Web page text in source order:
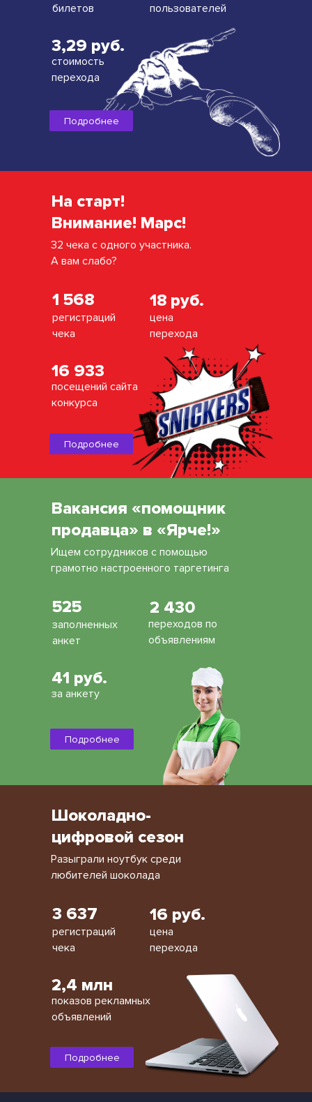
билетов
3,29 руб.
пользователей
стоимость
перехода
Подробнее
На старт!
Внимание! Марс!
32 чека с одного участника.
А вам слабо?
регистраций
чека
1 568 18 руб.
16 933
цена
перехода
посещений сайта
конкурса
Подробнее
Вакансия «помощник
продавца» в «Ярче!»
Ищем сотрудников с помощью
грамотно настроенного таргетинга
заполненных
анкет
525 2 430
41 руб.
переходов по
объявлениям
за анкету
Подробнее
Шоколадно-
цифровой сезон
Разыграли ноутбук среди
любителей шоколада
регистраций
чека
3 637 16 руб.
2,4 млн
цена
перехода
показов рекламных
объявлений
Подробнее